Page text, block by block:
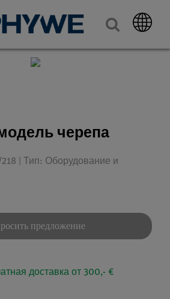
черепа
218 | Тип: Оборудование и
предложение
доставка от 300,- €